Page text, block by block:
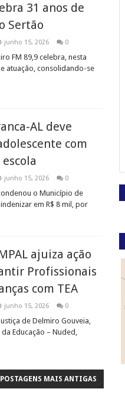
31 anos de
Sertão
junho 15, 2026 0
FM 89,9 celebra, nesta
atuação, consolidando-se
AL deve
com
junho 15, 2026 0
o Município de
em R$ 8 mil, por
ajuiza ação
Profissionais
com TEA
junho 15, 2026 0
de Delmiro Gouveia,
Educação – Nuded,
POSTAGENS MAIS ANTIGAS